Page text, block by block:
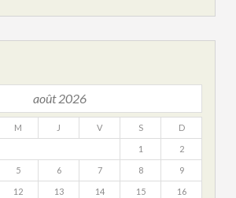
août 2026
M J V S D
1 2
5 6 7 8 9
12 13 14 15 16